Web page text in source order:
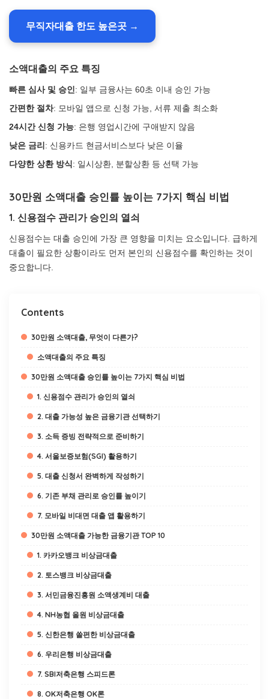
무직자대출 한도 높은곳 →
소액대출의 주요 특징
빠른 심사 및 승인 : 일부 금융사는 60초 이내 승인 가능
간편한 절차: 모바일 앱으로 신청 가능, 서류 제출 최소화
24시간 신청 가능: 은행 영업시간에 구애받지 않음
낮은 금리 : 신용카드 현금서비스보다 낮은 이율
다양한 상환 방식: 일시상환, 분할상환 등 선택 가능
30만원 소액대출 승인률 높이는 7가지 핵심 비법
1. 신용점수 관리가 승인의 열쇠
신용점수는 대출 승인에 가장 큰 영향을 미치는 요소입니다. 급하게
대출이 필요한 상황이라도 먼저 본인의 신용점수를 확인하는 것이
중요합니다.
Contents
30만원 소액대출, 무엇이 다른가?
소액대출의 주요 특징
30만원 소액대출 승인률 높이는 7가지 핵심 비법
1. 신용점수 관리가 승인의 열쇠
2. 대출 가능성 높은 금융기관 선택하기
3. 소득 증빙 전략적으로 준비하기
4. 서울보증보험(SGI) 활용하기
5. 대출 신청서 완벽하게 작성하기
6. 기존 부채 관리로 승인률 높이기
7. 모바일 비대면 대출 앱 활용하기
30만원 소액대출 가능한 금융기관 TOP 10
1. 카카오뱅크 비상금대출
2. 토스뱅크 비상금대출
3. 서민금융진흥원 소액생계비 대출
4. NH농협 올원 비상금대출
5. 신한은행 쏠편한 비상금대출
6. 우리은행 비상금대출
7. SBI저축은행 스피드론
8. OK저축은행 OK론